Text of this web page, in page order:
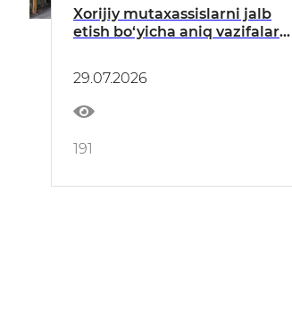
Xorijiy mutaxassislarni jalb
etish bo‘yicha aniq vazifalar
29.07.2026
191